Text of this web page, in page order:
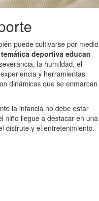
puede cultivarse por medio
deportiva educan
la humildad, el
y herramientas
dinámicas que se enmarcan
la infancia no debe estar
niño llegue a destacar en una
disfrute y el entretenimiento.